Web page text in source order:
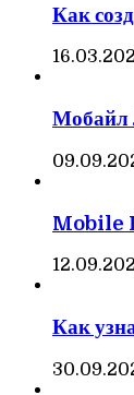
Как
Мобайл
Mobile
Как